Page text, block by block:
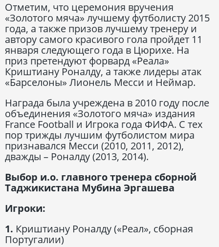
Отметим, что церемония вручения
«Золотого мяча» лучшему футболисту 2015
года, а также призов лучшему тренеру и
автору самого красивого гола пройдет 11
января следующего года в Цюрихе. На
приз претендуют форвард «Реала»
Криштиану Роналду, а также лидеры атак
«Барселоны» Лионель Месси и Неймар.
Награда была учреждена в 2010 году после
объединения «Золотого мяча» издания
France Football и Игрока года ФИФА. С тех
пор трижды лучшим футболистом мира
признавался Месси (2010, 2011, 2012),
дважды – Роналду (2013, 2014).
Выбор и.о. главного тренера сборной
Таджикистана Мубина Эргашева
Игроки:
1. Криштиану Роналду («Реал», сборная
Португалии)